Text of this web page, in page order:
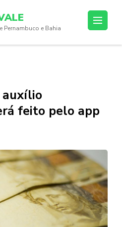
Pernambuco e Bahia
auxílio
feito pelo app